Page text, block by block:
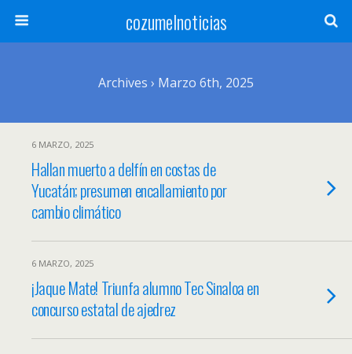
cozumelnoticias
Archives › Marzo 6th, 2025
6 MARZO, 2025
Hallan muerto a delfín en costas de
Yucatán; presumen encallamiento por
cambio climático
6 MARZO, 2025
¡Jaque Mate! Triunfa alumno Tec Sinaloa en
concurso estatal de ajedrez